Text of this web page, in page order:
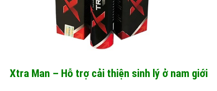
Xtra Man – Hỗ trợ cải thiện sinh lý ở nam giới